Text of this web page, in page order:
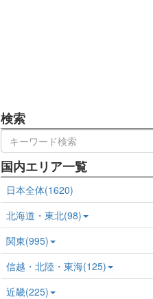
検索
国内エリア一覧
日本全体(1620)
北海道・東北(98)
関東(995)
信越・北陸・東海(125)
近畿(225)